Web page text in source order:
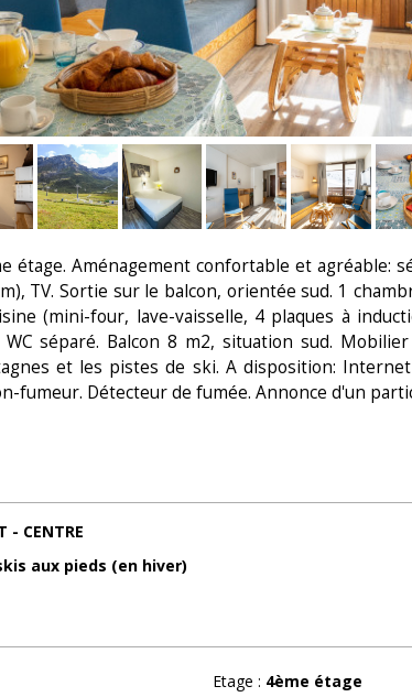
étage. Aménagement confortable et agréable:
TV. Sortie sur le balcon, orientée sud. 1
(mini-four, lave-vaisselle, 4 plaques à
séparé. Balcon 8 m2, situation sud.
et les pistes de ski. A disposition: Internet
fumeur. Détecteur de fumée. Annonce d'un
- CENTRE
aux pieds (en hiver)
Etage : 4ème étage